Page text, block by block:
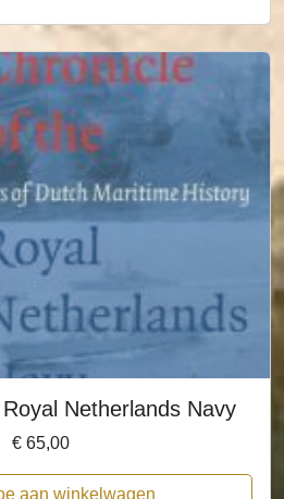
Netherlands Navy
€65,00
aan winkelwagen